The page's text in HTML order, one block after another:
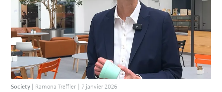
Society Ramona Treffler 7 janvier 2026